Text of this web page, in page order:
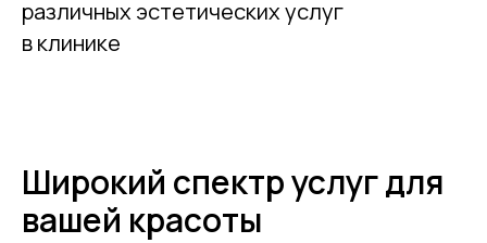
различных эстетических услуг
в клинике
Широкий спектр услуг для
вашей красоты